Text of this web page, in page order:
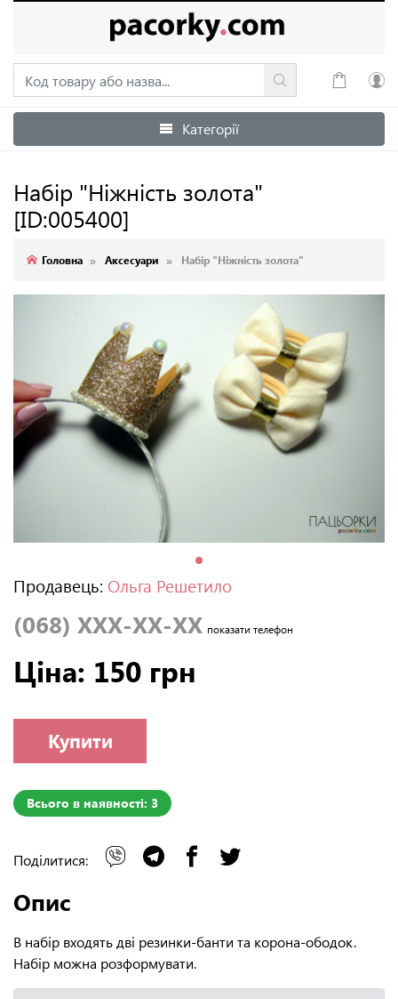
Увійти
Категорії
Набір "Ніжність золота"
[ID:005400]
Головна Аксесуари Набір "Ніжність золота"
Продавець: Ольга Решетило
(068) XXX-XX-XX показати телефон
Ціна: 150 грн
Купити
Всього в наявності: 3
Поділитися:
Опис
В набір входять дві резинки-банти та корона-ободок.
Набір можна розформувати.